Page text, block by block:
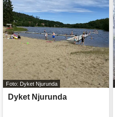
Foto: Dyket Njurunda
Dyket Njurunda